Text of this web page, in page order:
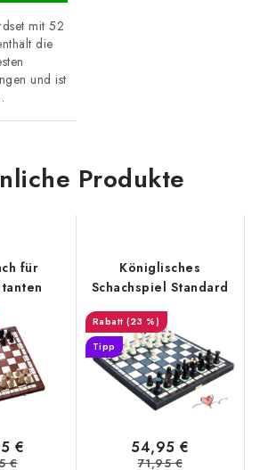
mit 52
die
und ist
Produkte
für
€
€
Königlisches
Schachspiel Standard
(23 %)
Tipp
54,95 €
71,95 €